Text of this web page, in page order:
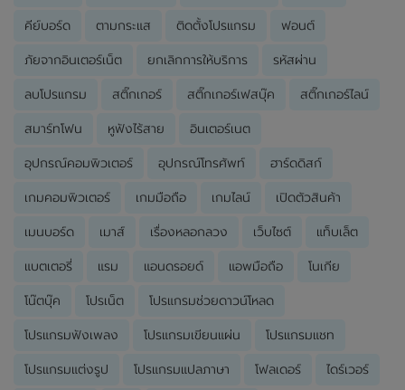
คีย์บอร์ด ตามกระแส ติดตั้งโปรแกรม ฟอนต์
ภัยจากอินเตอร์เน็ต ยกเลิกการให้บริการ รหัสผ่าน
ลบโปรแกรม สติ๊กเกอร์ สติ๊กเกอร์เฟสบุ๊ค สติ๊กเกอร์ไลน์
สมาร์ทโฟน หูฟังไร้สาย อินเตอร์เนต
อุปกรณ์คอมพิวเตอร์ อุปกรณ์โทรศัพท์ ฮาร์ดดิสก์
เกมคอมพิวเตอร์ เกมมือถือ เกมไลน์ เปิดตัวสินค้า
เมนบอร์ด เมาส์ เรื่องหลอกลวง เว็บไซต์ แท็บเล็ต
แบตเตอรี่ แรม แอนดรอยด์ แอพมือถือ โนเกีย
โน๊ตบุ๊ค โปรเน็ต โปรแกรมช่วยดาวน์โหลด
โปรแกรมฟังเพลง โปรแกรมเขียนแผ่น โปรแกรมแชท
โปรแกรมแต่งรูป โปรแกรมแปลภาษา โฟลเดอร์ ไดร์เวอร์